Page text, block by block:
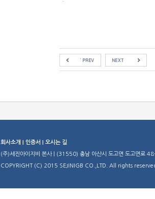
회사소개 | 인증서 | 오시는 길
(주)세진아이지비 본사 | (31550) 충남 아산시 도고면 도고
COPYRIGHT (C) 2015 SEJINIGB CO.,LTD. All rights